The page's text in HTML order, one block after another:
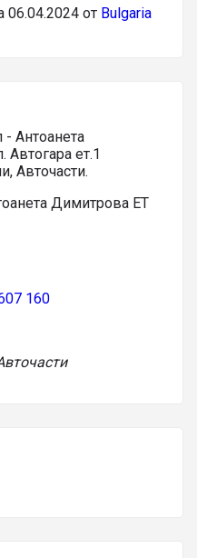
06.04.2024 от Bulgaria
Антоанета
ет.1
Авточасти.
Димитрова ЕТ
160